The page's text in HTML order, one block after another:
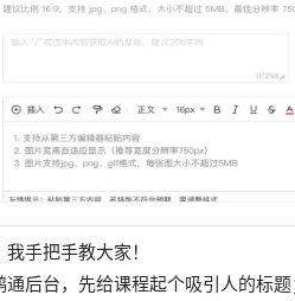
手把手教大家！
通后台，先给课程起个吸引人的标